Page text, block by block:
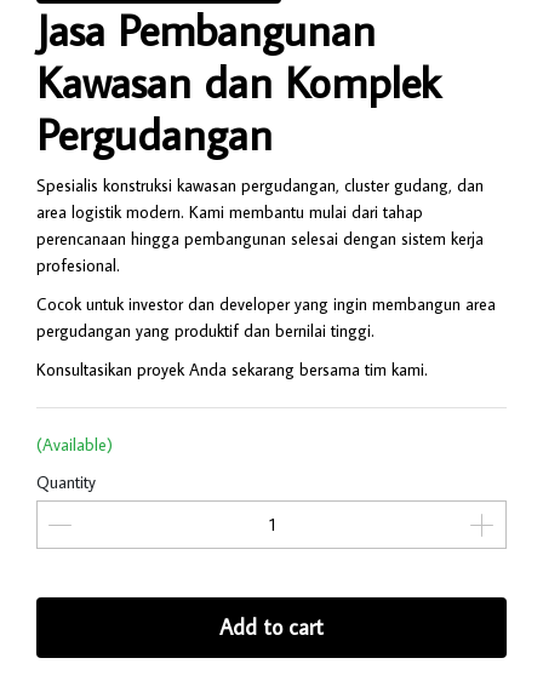
Jasa Pembangunan
Kawasan dan Komplek
Pergudangan
Spesialis konstruksi kawasan pergudangan, cluster gudang, dan
area logistik modern. Kami membantu mulai dari tahap
perencanaan hingga pembangunan selesai dengan sistem kerja
profesional.
Cocok untuk investor dan developer yang ingin membangun area
pergudangan yang produktif dan bernilai tinggi.
Konsultasikan proyek Anda sekarang bersama tim kami.
(Available)
Quantity
Add to cart